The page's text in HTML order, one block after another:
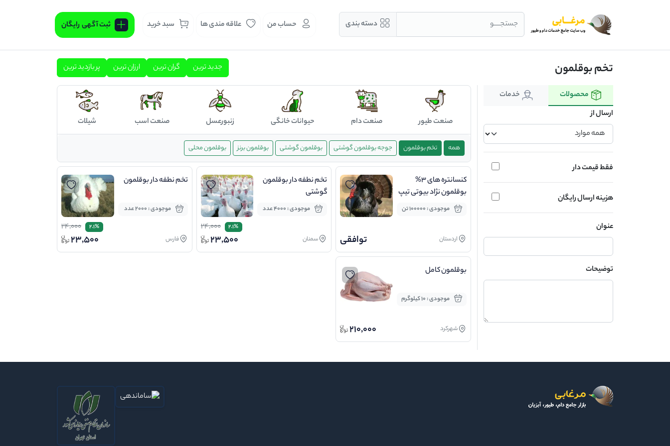
جستجــــو دسته بندی حساب من علاقه مندی ها سبد خرید ثبت آگهی رایگان
تخم بوقلمون جدید ترین گران ترین ارزان ترین پر بازدید ترین
محصولات
خدمات
ارسال از
فقط قیمت دار
هزینه ارسال رایگان
عنوان
توضیحات
صنعت طیور صنعت دام حیوانات خانگی زنبورعسل صنعت اسب شیلات
همه تخم بوقلمون جوجه بوقلمون گوشتی بوقلمون گوشتی بوقلمون برنز بوقلمون محلی
کنسانتره های 3%
بوقلمون نژاد بیوتی تیپ
iii
موجودی : 100000 تن
اردستان توافقی
تخم نطفه دار بوقلمون
گوشتی
موجودی : 4000 عدد
2.1%
24,000
سمنان 23,500
تخم نطفه دار بوقلمون
موجودی : 2000 عدد
2.1%
24,000
فارس 23,500
بوقلمون کامل
موجودی : 10 کیلوگرم
شهرکرد 210,000